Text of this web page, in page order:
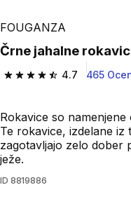
FOUGANZA
Črne jahalne
4.7
4.7 od 5 zvezdic from
465
Rokavice so namenjene
Te rokavice, izdelane iz
zagotavljajo zelo dober
ježe.
ID 8819886